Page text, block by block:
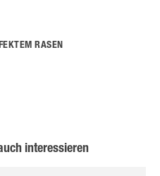
RASEN
interessieren